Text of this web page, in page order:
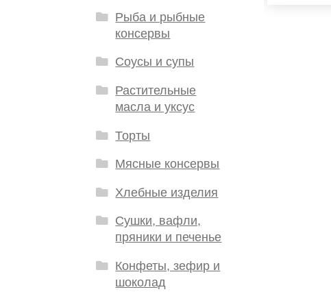
Рыба и рыбные
консервы
Соусы и супы
Растительные
масла и уксус
Торты
Мясные консервы
Хлебные изделия
Сушки, вафли,
пряники и печенье
Конфеты, зефир и
шоколад